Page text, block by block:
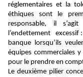
réglementaires et la
éthiques
sont le
responsable, il
l’endettement excessif
banque lorsqu’ils
équipes commerciales y
pour le prendre en
Le deuxième pilier